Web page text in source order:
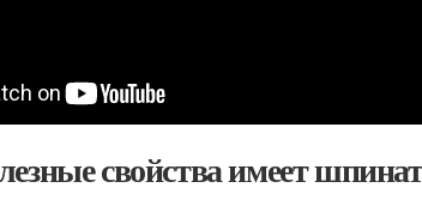
свойства имеет шпинат